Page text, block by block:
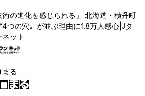
術の進化を感じられる」 北海道・積丹町
4つの穴〟が並ぶ理由に1.8万人感心|Jタ
ネット
まる